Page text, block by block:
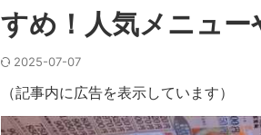
すめ！人気メニュ
2025-07-07
（記事内に広告を表示しています）